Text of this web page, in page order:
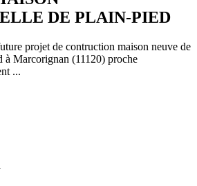
DE PLAIN-PIED
projet de contruction maison neuve de
à Marcorignan (11120) proche
...